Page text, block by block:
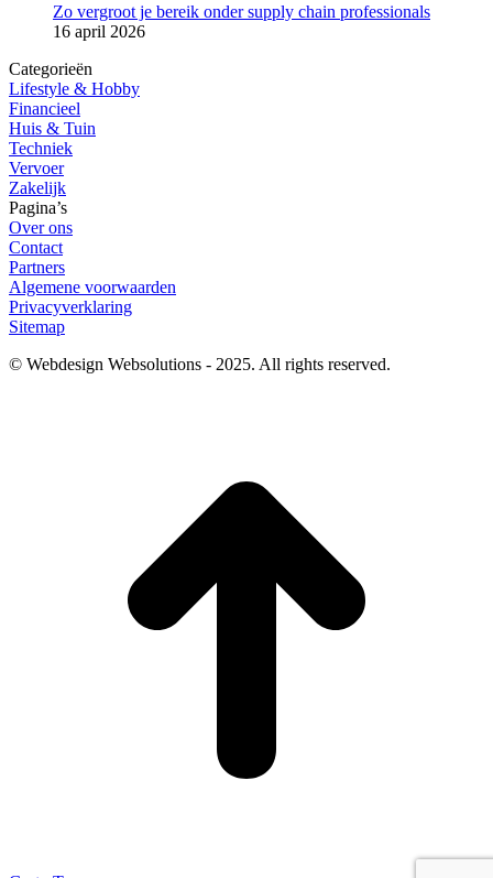
Zo vergroot je bereik onder supply chain professionals
16 april 2026
Categorieën
Lifestyle & Hobby
Financieel
Huis & Tuin
Techniek
Vervoer
Zakelijk
Pagina’s
Over ons
Contact
Partners
Algemene voorwaarden
Privacyverklaring
Sitemap
© Webdesign Websolutions - 2025. All rights reserved.